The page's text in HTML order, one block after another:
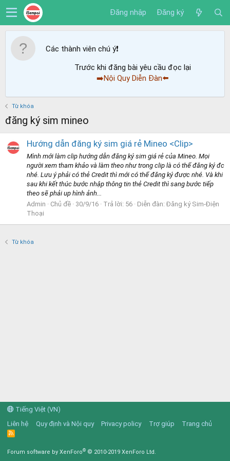
Đăng nhập Đăng ký
Các thành viên chú ý❗️
Trước khi đăng bài yêu cầu đọc lại
➡️Nội Quy Diễn Đàn⬅️
Từ khóa
đăng ký sim mineo
Hướng dẫn đăng ký sim giá rẻ Mineo <Clip>
Mình mới làm clip hướng dẫn đăng ký sim giá rẻ của Mineo. Mọi
người xem tham khảo và làm theo như trong clip là có thể đăng ký đc
nhé. Lưu ý phải có thẻ Credit thì mới có thể đăng ký được nhé. Và khi
sau khi kết thúc bước nhập thông tin thẻ Credit thì sang bước tiếp
theo sẽ phải up hình ảnh...
Admin
Chủ đề 30/9/16 Trả lời: 56 Diễn đàn: Đăng ký Sim-Điện
Thoại
Từ khóa
Tiếng Việt (VN)
Liên hệ
Quy định và Nội quy Privacy policy Trợ giúp Trang chủ
R
S
Forum software by XenForo® © 2010-2019 XenForo Ltd.